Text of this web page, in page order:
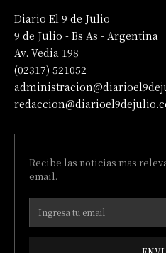
Diario El 9 de Julio
9 de Julio - Bs As - Argentina
Av. Vedia 198
(02317) 521052
Recibe las noticias mas
email.